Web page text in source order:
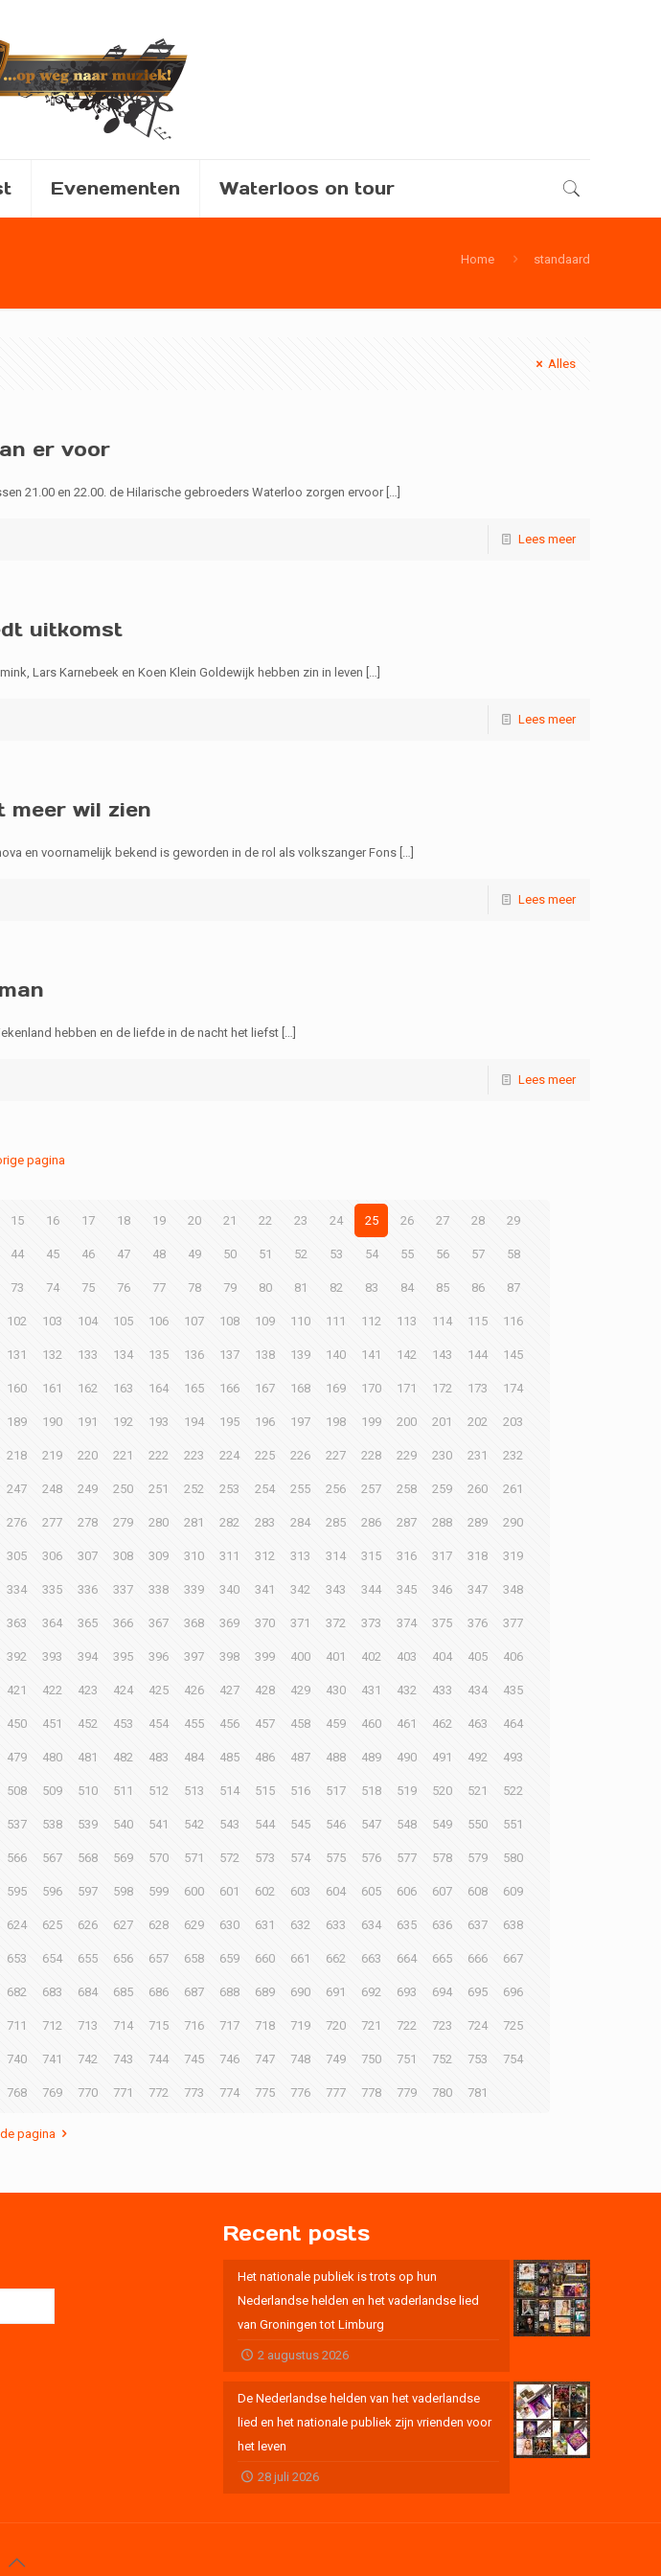
Evenementen Waterloos on tour
Home standaard
Alles
er voor
21.00 en 22.00. de Hilarische gebroeders Waterloo zorgen ervoor[…]
Lees meer
uitkomst
Lars Karnebeek en Koen Klein Goldewijk hebben zin in leven […]
Lees meer
meer wil zien
en voornamelijk bekend is geworden in de rol als volkszanger Fons […]
Lees meer
hebben en de liefde in de nacht het liefst […]
Lees meer
pagina
15 16 17 18 19 20 21 22 23 24 25 26 27 28 29
44 45 46 47 48 49 50 51 52 53 54 55 56 57 58
73 74 75 76 77 78 79 80 81 82 83 84 85 86 87
102 103 104 105 106 107 108 109 110 111 112 113 114 115 116
131 132 133 134 135 136 137 138 139 140 141 142 143 144 145
160 161 162 163 164 165 166 167 168 169 170 171 172 173 174
189 190 191 192 193 194 195 196 197 198 199 200 201 202 203
218 219 220 221 222 223 224 225 226 227 228 229 230 231 232
247 248 249 250 251 252 253 254 255 256 257 258 259 260 261
276 277 278 279 280 281 282 283 284 285 286 287 288 289 290
305 306 307 308 309 310 311 312 313 314 315 316 317 318 319
334 335 336 337 338 339 340 341 342 343 344 345 346 347 348
363 364 365 366 367 368 369 370 371 372 373 374 375 376 377
392 393 394 395 396 397 398 399 400 401 402 403 404 405 406
421 422 423 424 425 426 427 428 429 430 431 432 433 434 435
450 451 452 453 454 455 456 457 458 459 460 461 462 463 464
479 480 481 482 483 484 485 486 487 488 489 490 491 492 493
508 509 510 511 512 513 514 515 516 517 518 519 520 521 522
537 538 539 540 541 542 543 544 545 546 547 548 549 550 551
566 567 568 569 570 571 572 573 574 575 576 577 578 579 580
595 596 597 598 599 600 601 602 603 604 605 606 607 608 609
624 625 626 627 628 629 630 631 632 633 634 635 636 637 638
653 654 655 656 657 658 659 660 661 662 663 664 665 666 667
682 683 684 685 686 687 688 689 690 691 692 693 694 695 696
711 712 713 714 715 716 717 718 719 720 721 722 723 724 725
740 741 742 743 744 745 746 747 748 749 750 751 752 753 754
768 769 770 771 772 773 774 775 776 777 778 779 780 781
pagina
Recent posts
Het nationale publiek is trots op hun
Nederlandse helden en het vaderlandse lied
van Groningen tot Limburg
2 augustus 2026
De Nederlandse helden van het vaderlandse
lied en het nationale publiek zijn vrienden voor
het leven
28 juli 2026